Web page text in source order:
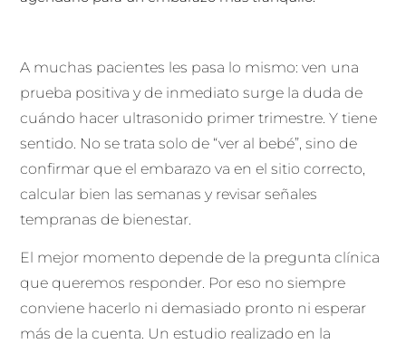
A muchas pacientes les pasa lo mismo: ven una
prueba positiva y de inmediato surge la duda de
cuándo hacer ultrasonido primer trimestre. Y tiene
sentido. No se trata solo de “ver al bebé”, sino de
confirmar que el embarazo va en el sitio correcto,
calcular bien las semanas y revisar señales
tempranas de bienestar.
El mejor momento depende de la pregunta clínica
que queremos responder. Por eso no siempre
conviene hacerlo ni demasiado pronto ni esperar
más de la cuenta. Un estudio realizado en la